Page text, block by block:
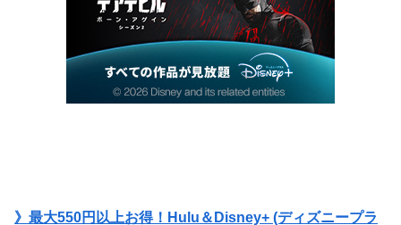
》最大550円以上お得！Hulu＆Disney+ (ディズニープラ